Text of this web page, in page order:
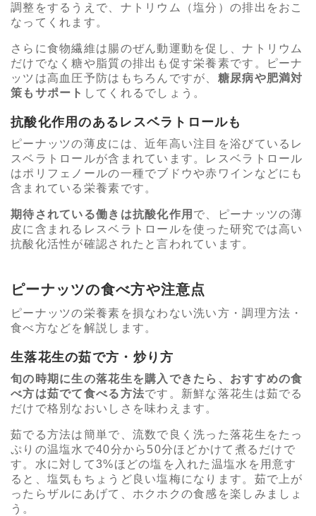
調整をするうえで、ナトリウム（塩分）の排出をおこ
なってくれます。
さらに食物繊維は腸のぜん動運動を促し、ナトリウム
だけでなく糖や脂質の排出も促す栄養素です。ピーナ
ッツは高血圧予防はもちろんですが、 糖尿病や肥満対
策もサポート してくれるでしょう。
抗酸化作用のあるレスベラトロールも
ピーナッツの薄皮には、近年高い注目を浴びているレ
スベラトロールが含まれています。レスベラトロール
はポリフェノールの一種でブドウや赤ワインなどにも
含まれている栄養素です。
期待されている働きは抗酸化作用 で、ピーナッツの薄
皮に含まれるレスベラトロールを使った研究では高い
抗酸化活性が確認されたと言われています。
ピーナッツの食べ方や注意点
ピーナッツの栄養素を損なわない洗い方・調理方法・
食べ方などを解説します。
生落花生の茹で方・炒り方
旬の時期に生の落花生を購入できたら、おすすめの食
べ方は茹でて食べる方法です。新鮮な落花生は茹でる
だけで格別なおいしさを味わえます。
茹でる方法は簡単で、流数で良く洗った落花生をたっ
ぷりの温塩水で40分から50分ほどかけて煮るだけで
す。水に対して3%ほどの塩を入れた温塩水を用意す
ると、塩気もちょうど良い塩梅になります。茹で上が
ったらザルにあげて、ホクホクの食感を楽しみましょ
う。